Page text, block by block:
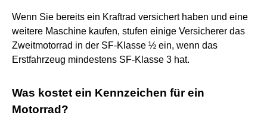
Wenn Sie bereits ein Kraftrad versichert haben und eine
weitere Maschine kaufen, stufen einige Versicherer das
Zweitmotorrad in der SF-Klasse ½ ein, wenn das
Erstfahrzeug mindestens SF-Klasse 3 hat.
Was kostet ein Kennzeichen für ein
Motorrad?